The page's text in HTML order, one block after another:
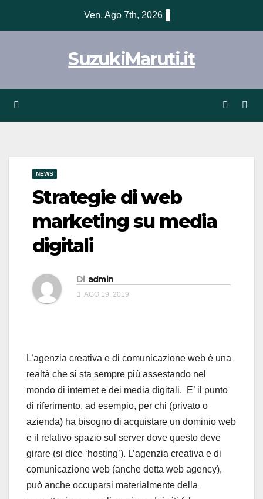
Ven. Ago 7th, 2026
SuzukiMaruti.it
NEWS
Strategie di web
marketing su media
digitali
Di admin
AGO 19, 2019
L’agenzia creativa e di comunicazione web è una
realtà che si sta sempre più assestando nel
mondo di internet e dei media digitali. E’ il punto
di riferimento, ad esempio, per chi (privato o
azienda) ha bisogno di acquistare un dominio web
e il relativo spazio sul server dove questo deve
girare (si dice ‘hosting’). L’agenzia creativa e di
comunicazione web (anche detta web agency),
può anche occuparsi materialmente della